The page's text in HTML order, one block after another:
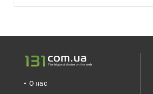
О нас